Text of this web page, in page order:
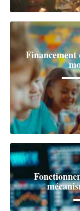
Financement